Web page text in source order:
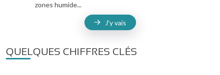
zones humide...
J'y vais
QUELQUES CHIFFRES CLÉS